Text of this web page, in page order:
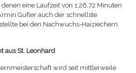
eine Laufzeit von 1.26,72 Minuten
Gufler auch der schnellste
bei den Nachwuchs-Haiziechern
aus St. Leonhard
wird seit mittlerweile